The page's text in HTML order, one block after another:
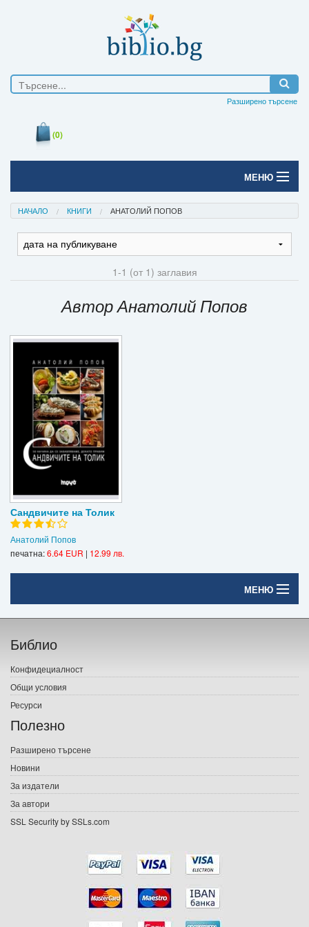
Разширено търсене
(0)
МЕНЮ
Начало
Печатни книги
Е-списания
Подаръци
Ваучери
Промоции
Контакти
Регистрация
НАЧАЛО КНИГИ АНАТОЛИЙ ПОПОВ
1-1 (от 1) заглавия
Автор Анатолий Попов
Сандвичите на Толик
Анатолий Попов
печатна:6.64 EUR | 12.99 лв.
МЕНЮ
Начало
Печатни книги
Електронни книги
Е-списания
Подаръци
Ваучери
Библио
Конфидециалност
Общи условия
Ресурси
Полезно
Разширено търсене
Новини
За издатели
За автори
SSL Security by SSLs.com